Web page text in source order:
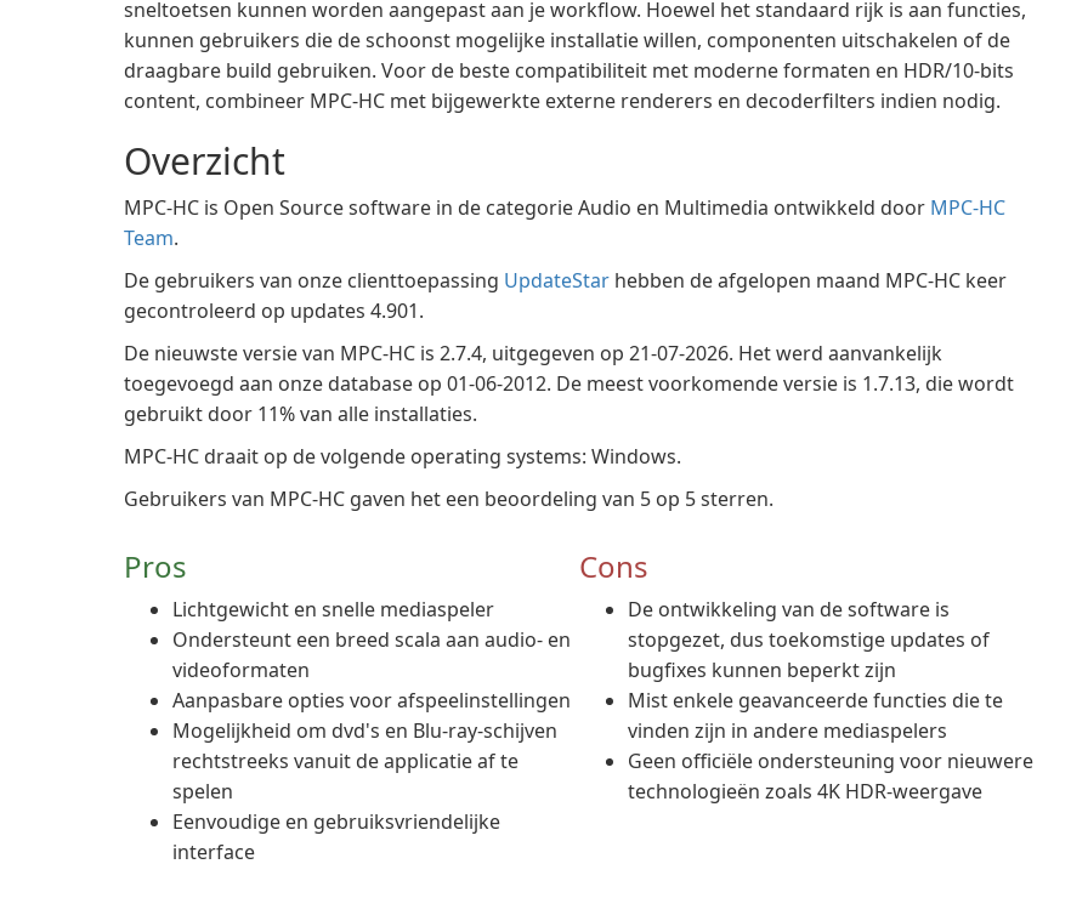
sneltoetsen kunnen worden aangepast aan je workflow. Hoewel het standaard rijk is aan functies,
kunnen gebruikers die de schoonst mogelijke installatie willen, componenten uitschakelen of de
draagbare build gebruiken. Voor de beste compatibiliteit met moderne formaten en HDR/10-bits
content, combineer MPC-HC met bijgewerkte externe renderers en decoderfilters indien nodig.
Overzicht
MPC-HC is Open Source software in de categorie Audio en Multimedia ontwikkeld door MPC-HC
Team.
De gebruikers van onze clienttoepassing UpdateStar hebben de afgelopen maand MPC-HC keer
gecontroleerd op updates 4.901.
De nieuwste versie van MPC-HC is 2.7.4, uitgegeven op 21-07-2026. Het werd aanvankelijk
toegevoegd aan onze database op 01-06-2012. De meest voorkomende versie is 1.7.13, die wordt
gebruikt door 11% van alle installaties.
MPC-HC draait op de volgende operating systems: Windows.
Gebruikers van MPC-HC gaven het een beoordeling van 5 op 5 sterren.
Pros
Lichtgewicht en snelle mediaspeler
Ondersteunt een breed scala aan audio- en
videoformaten
Aanpasbare opties voor afspeelinstellingen
Mogelijkheid om dvd's en Blu-ray-schijven
rechtstreeks vanuit de applicatie af te
spelen
Eenvoudige en gebruiksvriendelijke
interface
Cons
De ontwikkeling van de software is
stopgezet, dus toekomstige updates of
bugfixes kunnen beperkt zijn
Mist enkele geavanceerde functies die te
vinden zijn in andere mediaspelers
Geen officiële ondersteuning voor nieuwere
technologieën zoals 4K HDR-weergave